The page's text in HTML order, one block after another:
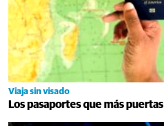
Viaja sin visado
Los pasaportes que más